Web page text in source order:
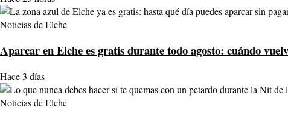
Noticias de Elche
Aparcar en Elche es gratis durante todo agosto: cuándo
Hace 3 días
Noticias de Elche